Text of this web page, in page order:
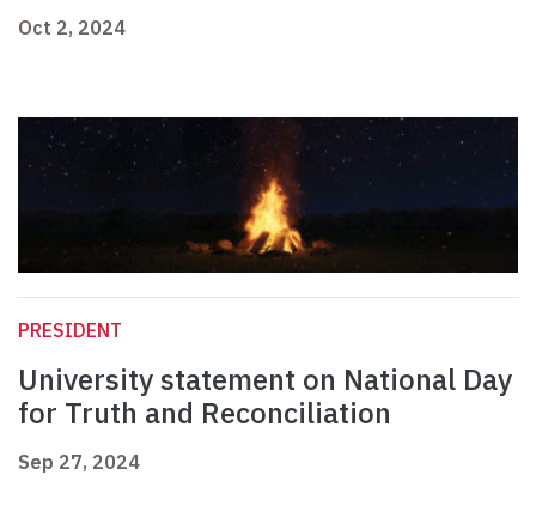
Oct 2, 2024
PRESIDENT
University statement on National Day
for Truth and Reconciliation
Sep 27, 2024